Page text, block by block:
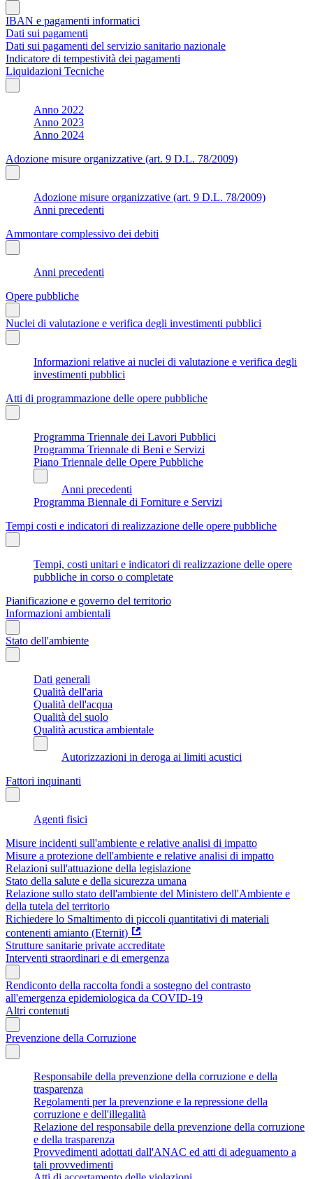
IBAN e pagamenti informatici
Dati sui pagamenti
Dati sui pagamenti del servizio sanitario nazionale
Indicatore di tempestività dei pagamenti
Liquidazioni Tecniche
Anno 2022
Anno 2023
Anno 2024
Adozione misure organizzative (art. 9 D.L. 78/2009)
Adozione misure organizzative (art. 9 D.L. 78/2009)
Anni precedenti
Ammontare complessivo dei debiti
Anni precedenti
Opere pubbliche
Nuclei di valutazione e verifica degli investimenti pubblici
Informazioni relative ai nuclei di valutazione e verifica degli
investimenti pubblici
Atti di programmazione delle opere pubbliche
Programma Triennale dei Lavori Pubblici
Programma Triennale di Beni e Servizi
Piano Triennale delle Opere Pubbliche
Anni precedenti
Programma Biennale di Forniture e Servizi
Tempi costi e indicatori di realizzazione delle opere pubbliche
Tempi, costi unitari e indicatori di realizzazione delle opere
pubbliche in corso o completate
Pianificazione e governo del territorio
Informazioni ambientali
Stato dell'ambiente
Dati generali
Qualità dell'aria
Qualità dell'acqua
Qualità del suolo
Qualità acustica ambientale
Autorizzazioni in deroga ai limiti acustici
Fattori inquinanti
Agenti fisici
Misure incidenti sull'ambiente e relative analisi di impatto
Misure a protezione dell'ambiente e relative analisi di impatto
Relazioni sull'attuazione della legislazione
Stato della salute e della sicurezza umana
Relazione sullo stato dell'ambiente del Ministero dell'Ambiente e
della tutela del territorio
Richiedere lo Smaltimento di piccoli quantitativi di materiali
contenenti amianto (Eternit)
Strutture sanitarie private accreditate
Interventi straordinari e di emergenza
Rendiconto della raccolta fondi a sostegno del contrasto
all'emergenza epidemiologica da COVID-19
Altri contenuti
Prevenzione della Corruzione
Responsabile della prevenzione della corruzione e della
trasparenza
Regolamenti per la prevenzione e la repressione della
corruzione e dell'illegalità
Relazione del responsabile della prevenzione della corruzione
e della trasparenza
Provvedimenti adottati dall'ANAC ed atti di adeguamento a
tali provvedimenti